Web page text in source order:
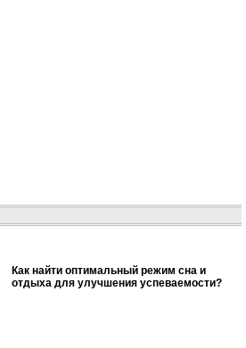
Как найти оптимальный режим сна и
отдыха для улучшения успеваемости?